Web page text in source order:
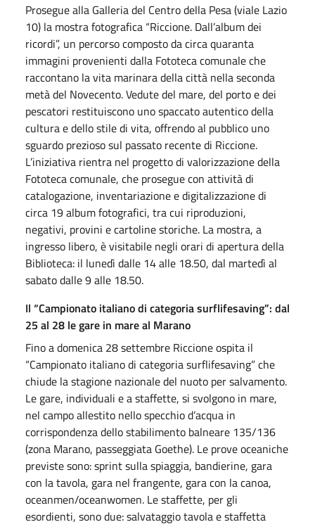
Prosegue alla Galleria del Centro della Pesa (viale Lazio
10) la mostra fotografica “Riccione. Dall’album dei
ricordi”, un percorso composto da circa quaranta
immagini provenienti dalla Fototeca comunale che
raccontano la vita marinara della città nella seconda
metà del Novecento. Vedute del mare, del porto e dei
pescatori restituiscono uno spaccato autentico della
cultura e dello stile di vita, offrendo al pubblico uno
sguardo prezioso sul passato recente di Riccione.
L’iniziativa rientra nel progetto di valorizzazione della
Fototeca comunale, che prosegue con attività di
catalogazione, inventariazione e digitalizzazione di
circa 19 album fotografici, tra cui riproduzioni,
negativi, provini e cartoline storiche. La mostra, a
ingresso libero, è visitabile negli orari di apertura della
Biblioteca: il lunedì dalle 14 alle 18.50, dal martedì al
sabato dalle 9 alle 18.50.
Il “Campionato italiano di categoria surflifesaving”: dal
25 al 28 le gare in mare al Marano
Fino a domenica 28 settembre Riccione ospita il
“Campionato italiano di categoria surflifesaving” che
chiude la stagione nazionale del nuoto per salvamento.
Le gare, individuali e a staffette, si svolgono in mare,
nel campo allestito nello specchio d’acqua in
corrispondenza dello stabilimento balneare 135/136
(zona Marano, passeggiata Goethe). Le prove oceaniche
previste sono: sprint sulla spiaggia, bandierine, gara
con la tavola, gara nel frangente, gara con la canoa,
oceanmen/oceanwomen. Le staffette, per gli
esordienti, sono due: salvataggio tavola e staffetta